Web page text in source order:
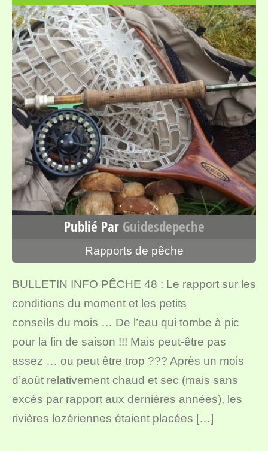
Publié Par Guidesdepeche
Rapports de pêche
BULLETIN INFO PÊCHE 48 : Le rapport sur les
conditions du moment et les petits
conseils du mois … De l’eau qui tombe à pic
pour la fin de saison !!! Mais peut-être pas
assez … ou peut être trop ??? Après un mois
d’août relativement chaud et sec (mais sans
excès par rapport aux dernières années), les
rivières lozériennes étaient placées […]